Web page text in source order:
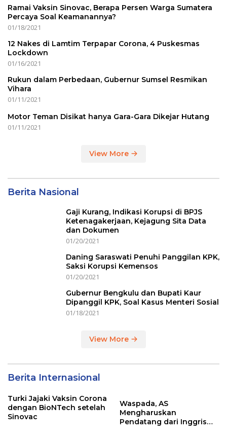
Ramai Vaksin Sinovac, Berapa Persen Warga Sumatera
Percaya Soal Keamanannya?
01/18/2021
12 Nakes di Lamtim Terpapar Corona, 4 Puskesmas
Lockdown
01/16/2021
Rukun dalam Perbedaan, Gubernur Sumsel Resmikan
Vihara
01/11/2021
Motor Teman Disikat hanya Gara-Gara Dikejar Hutang
01/11/2021
View More
Berita Nasional
Gaji Kurang, Indikasi Korupsi di BPJS
Ketenagakerjaan, Kejagung Sita Data
dan Dokumen
01/20/2021
Daning Saraswati Penuhi Panggilan KPK,
Saksi Korupsi Kemensos
01/20/2021
Gubernur Bengkulu dan Bupati Kaur
Dipanggil KPK, Soal Kasus Menteri Sosial
01/18/2021
View More
Berita Internasional
Turki Jajaki Vaksin Corona
dengan BioNTech setelah
Sinovac
Waspada, AS
Mengharuskan
Pendatang dari Inggris